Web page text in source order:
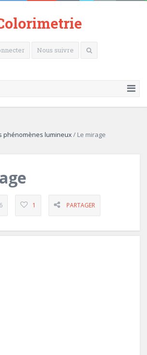
Nous suivre
phénomènes lumineux/ Le mirage
1 PARTAGER